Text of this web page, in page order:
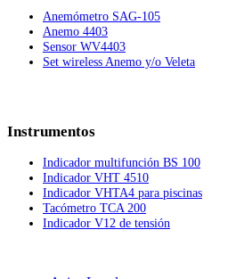
Anemómetro SAG-105
Anemo 4403
Sensor WV4403
Set wireless Anemo y/o Veleta
Instrumentos
Indicador multifunción BS 100
Indicador VHT 4510
Indicador VHTA4 para piscinas
Tacómetro TCA 200
Indicador V12 de tensión